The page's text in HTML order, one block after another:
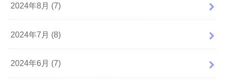
2024年8月 (7)
2024年7月 (8)
2024年6月 (7)